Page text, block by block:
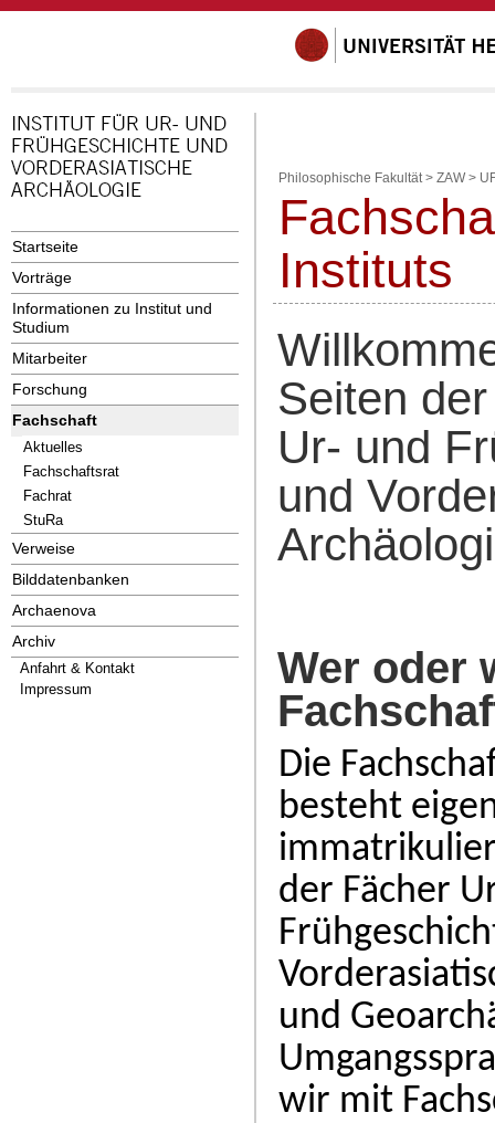
Startseite
Vorträge
Informationen zu Institut und
Studium
Mitarbeiter
Forschung
Fachschaft
Aktuelles
Fachschaftsrat
Fachrat
StuRa
Verweise
Bilddatenbanken
Archaenova
Archiv
Anfahrt & Kontakt
Impressum
Philosophische Fakultät > ZAW >
Instituts
Seiten
Ur- und
und
Wer oder
Die
besteht
der Fächer
und
wir mit